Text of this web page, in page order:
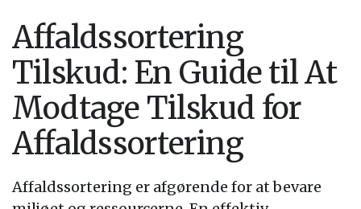
Affaldssortering
Tilskud: En Guide til At
Modtage Tilskud for
Affaldssortering
Affaldssortering er afgørende for at bevare